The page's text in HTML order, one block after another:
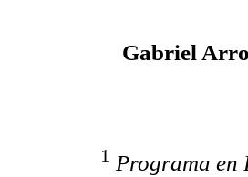
Gabriel
1 Programa en